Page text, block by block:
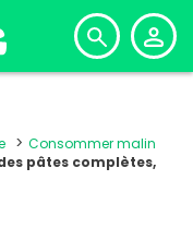
Consommer malin
pâtes complètes,